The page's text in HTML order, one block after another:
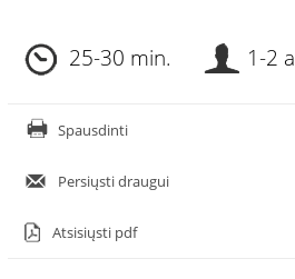
25-30 min. 1-2
Spausdinti
Persiųsti draugui
Atsisiųsti pdf